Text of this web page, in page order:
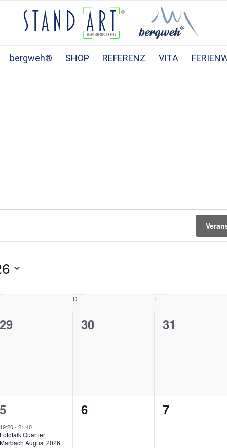
bergweh® SHOP REFERENZ VITA
D F
0
29
0
30
0
31
1
Veranstaltung,
5
19:20-21:40
Fototalk Quartier
Marbach August 2026
0
6
0
7